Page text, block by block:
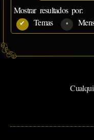
Mostrar resultados por:
Temas